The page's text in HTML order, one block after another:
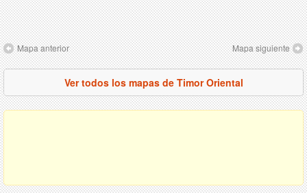
Mapa anterior Mapa siguiente
Ver todos los mapas de Timor Oriental